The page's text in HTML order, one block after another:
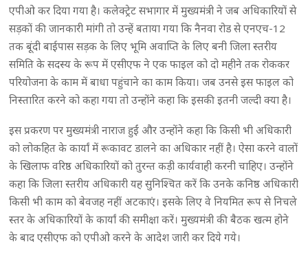
एपीओ कर दिया गया है। कलेक्ट्रेट सभागार में मुख्यमंत्री ने जब अधिकारियों से
सड़कों की जानकारी मांगी तो उन्हें बताया गया कि नैनवा रोड से एनएच-12
तक बूंदी बाईपास सड़क के लिए भूमि अवाप्ति के लिए बनी जिला स्तरीय
समिति के सदस्य के रूप में एसीएफ ने एक फाइल को दो महीने तक रोककर
परियोजना के काम में बाधा पहुंचाने का काम किया। जब उनसे इस फाइल को
निस्तारित करने को कहा गया तो उन्होंने कहा कि इसकी इतनी जल्दी क्या है।
इस प्रकरण पर मुख्यमंत्री नाराज हुईं और उन्होंने कहा कि किसी भी अधिकारी
को लोकहित के कार्यां में रूकावट डालने का अधिकार नहीं है। ऐसा करने वालों
के खिलाफ वरिष्ठ अधिकारियों को तुरन्त कड़ी कार्यवाही करनी चाहिए। उन्होंने
कहा कि जिला स्तरीय अधिकारी यह सुनिश्चित करें कि उनके कनिष्ठ अधिकारी
किसी भी काम को बेवजह नहीं अटकाएं। इसके लिए वे नियमित रूप से निचले
स्तर के अधिकारियों के कार्यां की समीक्षा करें। मुख्यमंत्री की बैठक खत्म होने
के बाद एसीएफ को एपीओ करने के आदेश जारी कर दिये गये।